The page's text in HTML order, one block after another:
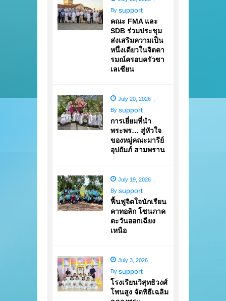
By support
คณะ FMA และ
SDB ร่วมประชุม
ส่งเสริมความเป็น
หนึ่งเดียวในจิตตา
รมณ์ครอบครัวซา
เลเซียน
July 20, 2026
By support
การเยี่ยมที่นำ
พระพร… สู่หัวใจ
ของหมู่คณะมารีย์
อุปถัมภ์ สามพราน
July 19, 2026
By support
ฟื้นฟูจิตใจนักเรียน
คาทอลิก โซนภาค
ตะวันออกเฉียง
เหนือ
July 3, 2026
By support
โรงเรียนวิสุทธิวงศ์
โพนสูง จัดพิธีเฉลิม